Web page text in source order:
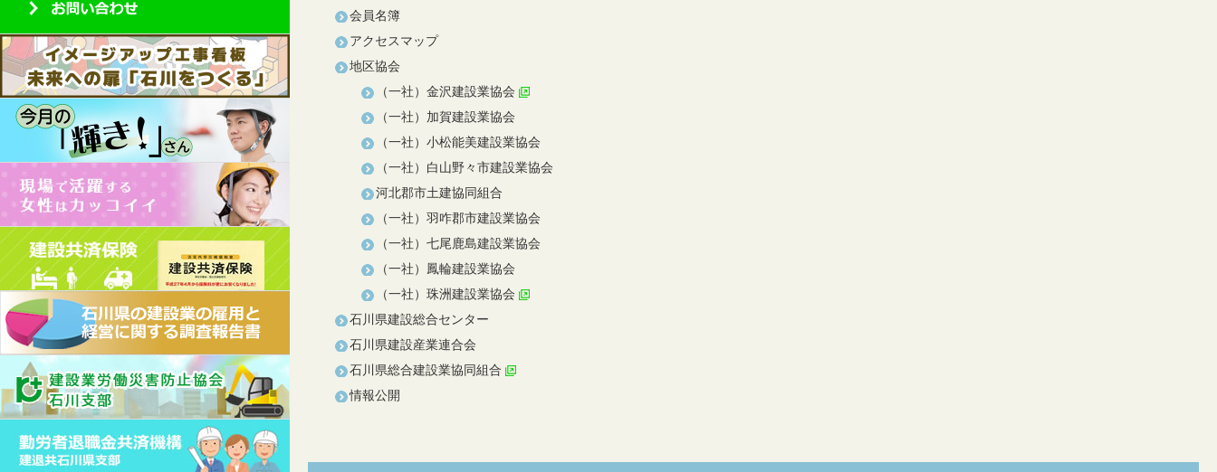
会員名簿
アクセスマップ
地区協会
（一社）金沢建設業協会
（一社）加賀建設業協会
（一社）小松能美建設業協会
（一社）白山野々市建設業協会
河北郡市土建協同組合
（一社）羽咋郡市建設業協会
（一社）七尾鹿島建設業協会
（一社）鳳輪建設業協会
（一社）珠洲建設業協会
石川県建設総合センター
石川県建設産業連合会
石川県総合建設業協同組合
情報公開